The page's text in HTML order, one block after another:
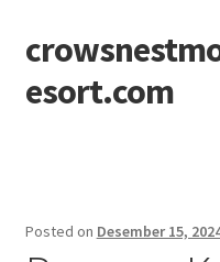
Skip
to
navigation
Skip
to
content
esort.com
Contact
Posted on Desember 15,